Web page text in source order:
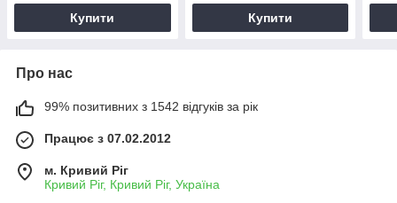
Купити Купити
Про нас
99% позитивних з 1542 відгуків за рік
Працює з 07.02.2012
м. Кривий Ріг
Кривий Ріг, Кривий Ріг, Україна